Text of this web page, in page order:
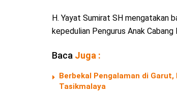
H. Yayat Sumirat SH mengatakan
kepedulian Pengurus Anak
Baca Juga :
Berbekal Pengalaman di Garut,
Tasikmalaya